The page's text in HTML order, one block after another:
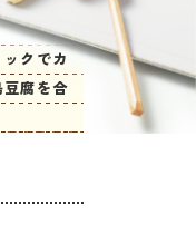
クでカ
豆腐を合